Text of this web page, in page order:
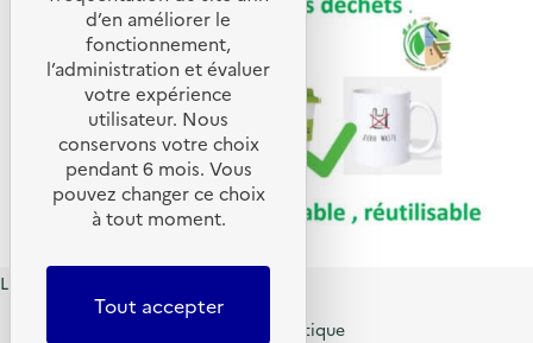
Liens utiles
Compte Instagram #lycéezéroplastique
d’en améliorer le
fonctionnement,
l’administration et évaluer
votre expérience
utilisateur. Nous
conservons votre choix
pendant 6 mois. Vous
pouvez changer ce choix
à tout moment.
Tout accepter